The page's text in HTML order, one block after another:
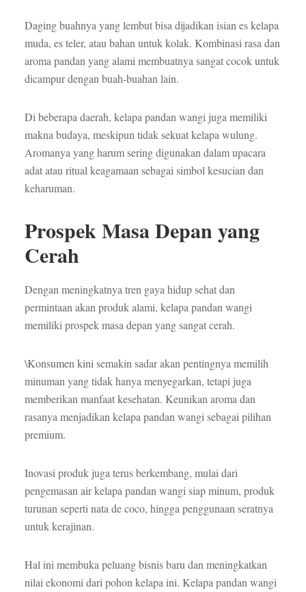
Daging buahnya yang lembut bisa dijadikan isian es kelapa
muda, es teler, atau bahan untuk kolak. Kombinasi rasa dan
aroma pandan yang alami membuatnya sangat cocok untuk
dicampur dengan buah-buahan lain.
Di beberapa daerah, kelapa pandan wangi juga memiliki
makna budaya, meskipun tidak sekuat kelapa wulung.
Aromanya yang harum sering digunakan dalam upacara
adat atau ritual keagamaan sebagai simbol kesucian dan
keharuman.
Prospek Masa Depan yang
Cerah
Dengan meningkatnya tren gaya hidup sehat dan
permintaan akan produk alami, kelapa pandan wangi
memiliki prospek masa depan yang sangat cerah.
\Konsumen kini semakin sadar akan pentingnya memilih
minuman yang tidak hanya menyegarkan, tetapi juga
memberikan manfaat kesehatan. Keunikan aroma dan
rasanya menjadikan kelapa pandan wangi sebagai pilihan
premium.
Inovasi produk juga terus berkembang, mulai dari
pengemasan air kelapa pandan wangi siap minum, produk
turunan seperti nata de coco, hingga penggunaan seratnya
untuk kerajinan.
Hal ini membuka peluang bisnis baru dan meningkatkan
nilai ekonomi dari pohon kelapa ini. Kelapa pandan wangi